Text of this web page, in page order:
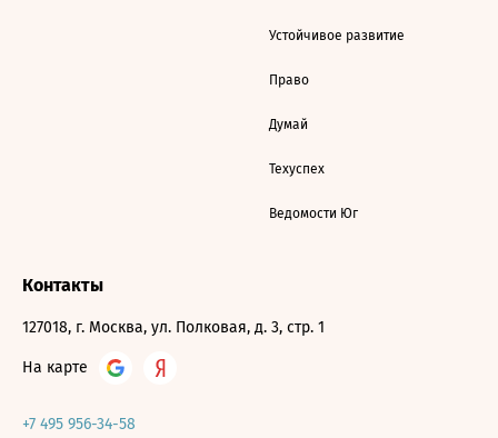
Устойчивое развитие
Право
Думай
Техуспех
Ведомости Юг
Контакты
127018, г. Москва, ул. Полковая, д. 3, стр. 1
На карте
+7 495 956-34-58